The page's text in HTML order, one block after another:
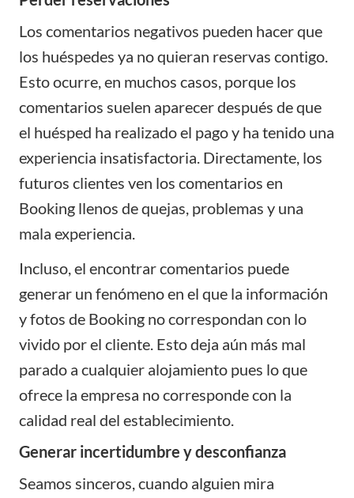
Los comentarios negativos pueden hacer que
los huéspedes ya no quieran reservas contigo.
Esto ocurre, en muchos casos, porque los
comentarios suelen aparecer después de que
el huésped ha realizado el pago y ha tenido una
experiencia insatisfactoria. Directamente, los
futuros clientes ven los comentarios en
Booking llenos de quejas, problemas y una
mala experiencia.
Incluso, el encontrar comentarios puede
generar un fenómeno en el que la información
y fotos de Booking no correspondan con lo
vivido por el cliente. Esto deja aún más mal
parado a cualquier alojamiento pues lo que
ofrece la empresa no corresponde con la
calidad real del establecimiento.
Generar incertidumbre y desconfianza
Seamos sinceros, cuando alguien mira